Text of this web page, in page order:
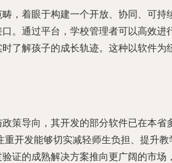
，着眼于构建一个开放、协同、可
。通过平台，学校管理者可以高效
了解孩子的成长轨迹。这种以软件
策导向，其开发的部分软件已在本
重开发能够切实减轻师生负担、提
证的成熟解决方案推向更广阔的市场